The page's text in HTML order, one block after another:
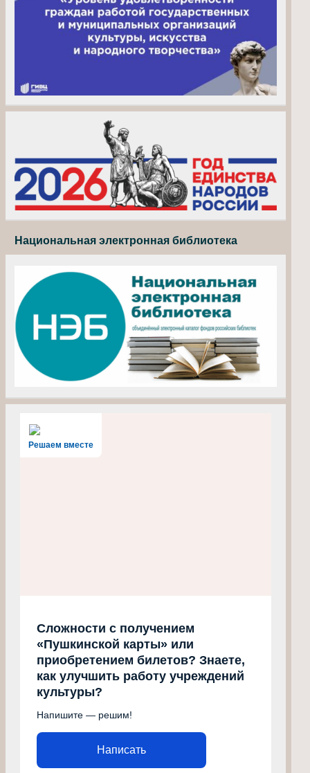
Национальная электронная библиотека
Решаем вместе
Сложности с получением
«Пушкинской карты» или
приобретением билетов? Знаете,
как улучшить работу учреждений
культуры?
Напишите — решим!
Написать